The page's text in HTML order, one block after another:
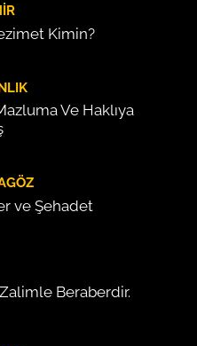
Kimin?
Ve Haklıya
ve Şehadet
Beraberdir.